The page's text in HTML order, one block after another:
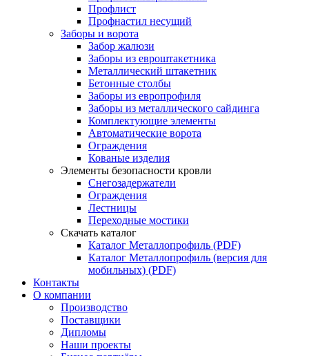
Профлист
Профнастил несущий
Заборы и ворота
Забор жалюзи
Заборы из евроштакетника
Металлический штакетник
Бетонные столбы
Заборы из европрофиля
Заборы из металлического сайдинга
Комплектующие элементы
Автоматические ворота
Ограждения
Кованые изделия
Элементы безопасности кровли
Снегозадержатели
Ограждения
Лестницы
Переходные мостики
Скачать каталог
Каталог Металлопрофиль (PDF)
Каталог Металлопрофиль (версия для
мобильных) (PDF)
Контакты
О компании
Производство
Поставщики
Дипломы
Наши проекты